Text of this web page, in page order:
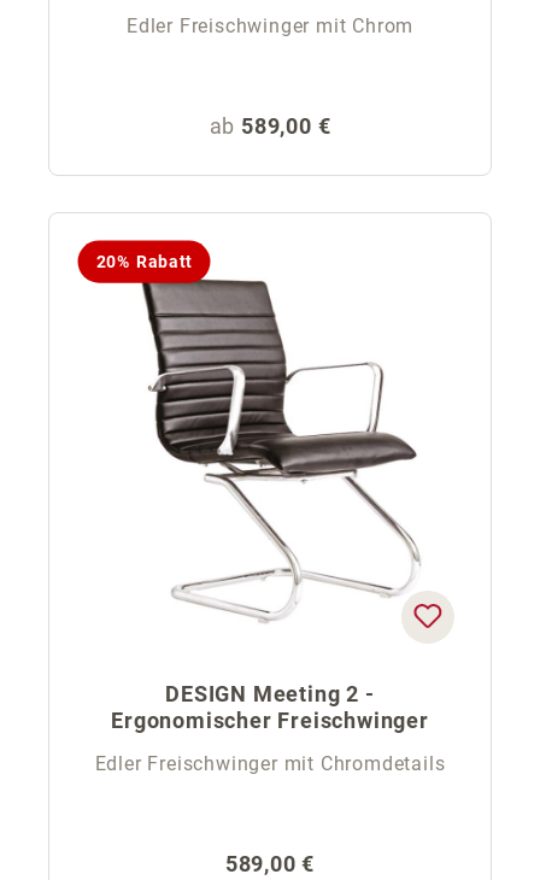
Edler Freischwinger mit Chrom
Regulärer Preis:
ab 589,00 €
20% Rabatt
DESIGN Meeting 2 -
Ergonomischer Freischwinger
Edler Freischwinger mit Chromdetails
Regulärer Preis:
589,00 €